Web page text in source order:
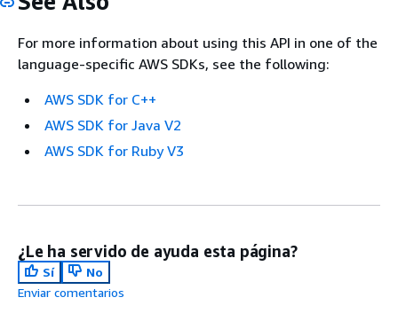
For more information about using this API in one of the
language-specific AWS SDKs, see the following:
AWS SDK for C++
AWS SDK for Java V2
AWS SDK for Ruby V3
¿Le ha servido de ayuda esta página?
Sí
No
Enviar comentarios